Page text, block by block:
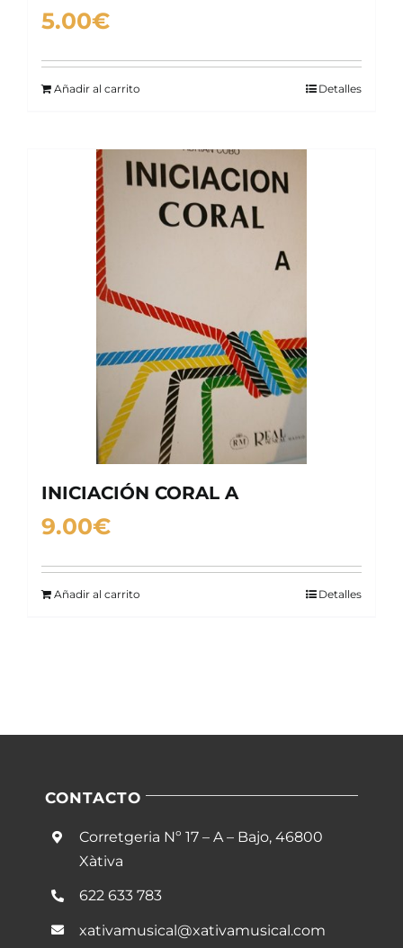
5.00€
Añadir al carrito Detalles
INICIACIÓN CORAL A
9.00€
Añadir al carrito Detalles
CONTACTO
Corretgeria Nº 17 – A – Bajo, 46800
Xàtiva
622 633 783
xativamusical@xativamusical.com